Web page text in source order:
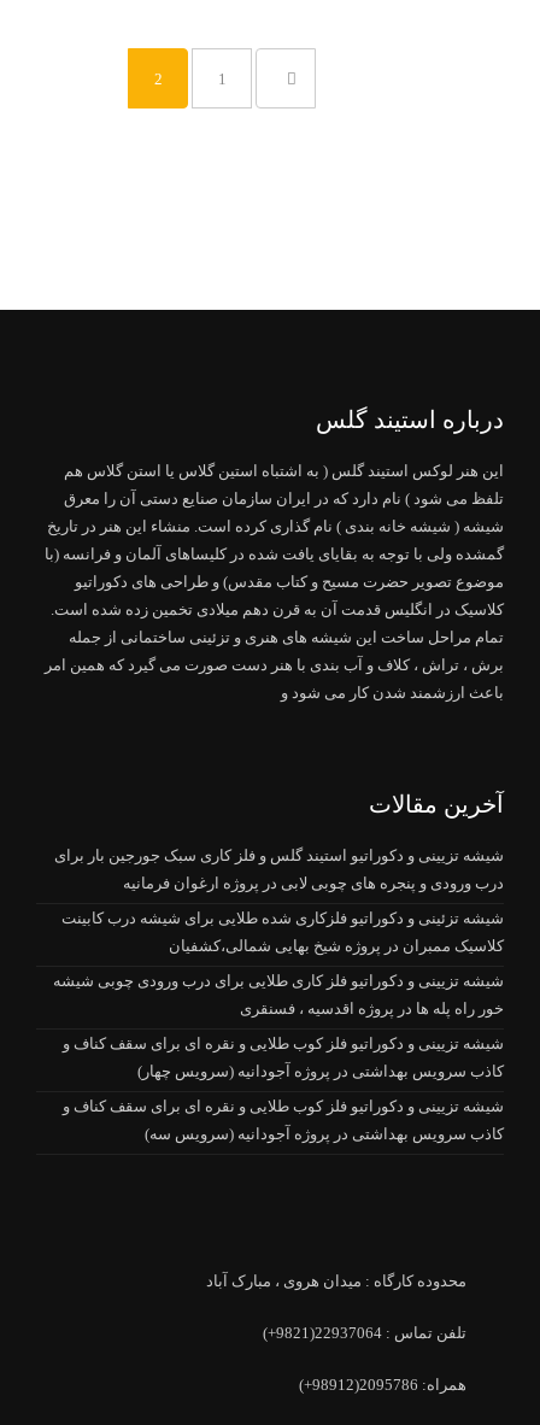
1
2
درباره استیند گلس
این هنر لوکس استیند گلس ( به اشتباه استین گلاس یا استن گلاس هم
تلفظ می شود ) نام دارد که در ایران سازمان صنایع دستی آن را معرق
شیشه ( شیشه خانه بندی ) نام گذاری کرده است. منشاء این هنر در تاریخ
گمشده ولی با توجه به بقایای یافت شده در کلیساهای آلمان و فرانسه (با
موضوع تصویر حضرت مسیح و کتاب مقدس) و طراحی های دکوراتیو
کلاسیک در انگلیس قدمت آن به قرن دهم میلادی تخمین زده شده است.
تمام مراحل ساخت این شیشه های هنری و تزئینی ساختمانی از جمله
برش ، تراش ، کلاف و آب بندی با هنر دست صورت می گیرد که همین امر
باعث ارزشمند شدن کار می شود و
آخرین مقالات
شیشه تزیینی و دکوراتیو استیند گلس و فلز کاری سبک جورجین بار برای
درب ورودی و پنجره های چوبی لابی در پروژه ارغوان فرمانیه
شیشه تزئینی و دکوراتیو فلزکاری شده طلایی برای شیشه درب کابینت
کلاسیک ممبران در پروژه شیخ بهایی شمالی،کشفیان
شیشه تزیینی و دکوراتیو فلز کاری طلایی برای درب ورودی چوبی شیشه
خور راه پله ها در پروژه اقدسیه ، فسنقری
شیشه تزیینی و دکوراتیو فلز کوب طلایی و نقره ای برای سقف کناف و
کاذب سرویس بهداشتی در پروژه آجودانیه (سرویس چهار)
شیشه تزیینی و دکوراتیو فلز کوب طلایی و نقره ای برای سقف کناف و
کاذب سرویس بهداشتی در پروژه آجودانیه (سرویس سه)
محدوده کارگاه : میدان هروی ، مبارک آباد
تلفن تماس : 22937064(9821+)
همراه: 2095786(98912+)